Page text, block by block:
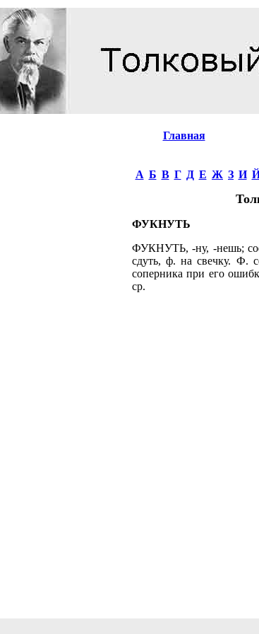
Главная
А Б В Г Д Е Ж З И
ФУКНУТЬ
ФУКНУТЬ, -ну, -нешь;
сдуть, ф. на свечку. Ф.
соперника при его
ср.